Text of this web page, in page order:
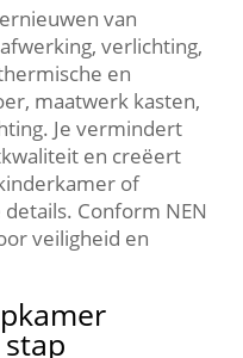
van
verlichting,
en
maatwerk kasten,
Je vermindert
en creëert
of
Conform NEN
veiligheid en